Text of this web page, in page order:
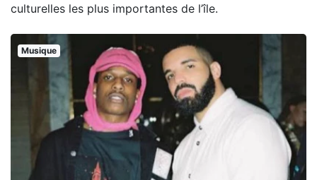
culturelles les plus importantes de l’île.
Musique